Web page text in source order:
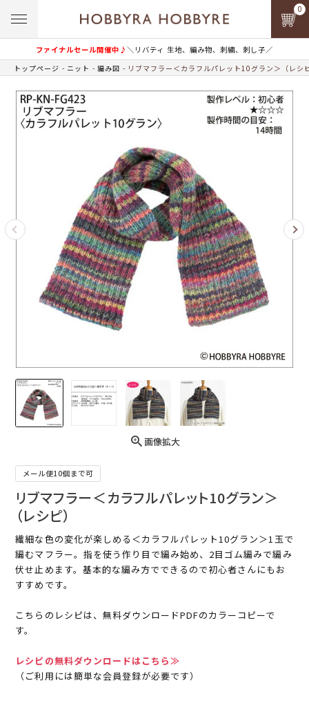
ファイナルセール開催中♪＼リバティ 生地、編み物、刺繍、刺し子／
0
トップページ ニット 編み図 リブマフラー＜カラフルパレット10グラン＞（レシ
画像拡大
メール便10個まで可
リブマフラー＜カラフルパレット10グラン＞
（レシピ）
繊細な色の変化が楽しめる＜カラフルパレット10グラン＞1玉で
編むマフラー。指を使う作り目で編み始め、2目ゴム編みで編み
伏せ止めます。基本的な編み方でできるので初心者さんにもお
すすめです。
こちらのレシピは、無料ダウンロードPDFのカラーコピーで
す。
レシピの無料ダウンロードはこちら≫
（ご利用には簡単な会員登録が必要です）